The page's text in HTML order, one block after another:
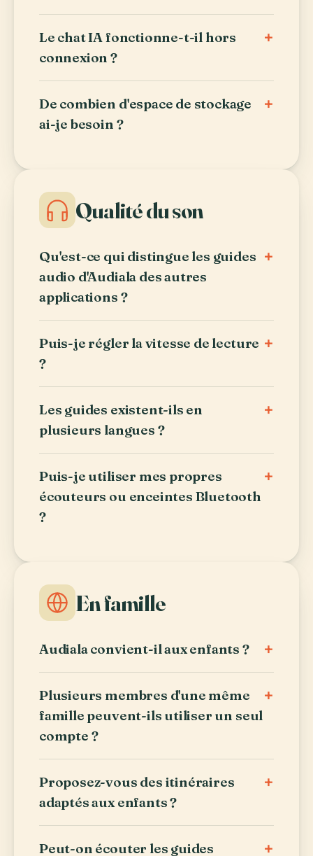
Le chat IA fonctionne-t-il hors
connexion ?
+
De combien d'espace de stockage
ai-je besoin ?
+
Qualité du son
Qu'est-ce qui distingue les guides
audio d'Audiala des autres
applications ?
+
Puis-je régler la vitesse de lecture
?
+
Les guides existent-ils en
plusieurs langues ?
+
Puis-je utiliser mes propres
écouteurs ou enceintes Bluetooth
?
+
En famille
Audiala convient-il aux enfants ? +
Plusieurs membres d'une même
famille peuvent-ils utiliser un seul
compte ?
+
Proposez-vous des itinéraires
adaptés aux enfants ?
+
Peut-on écouter les guides +